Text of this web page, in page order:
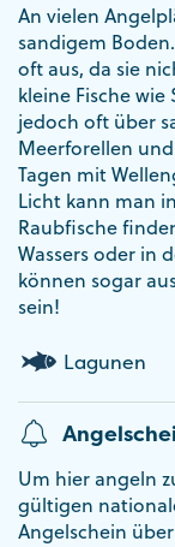
An vielen
sandigem
oft aus, da sie
kleine Fische
jedoch oft über
Meerforellen
Tagen mit
Licht kann man
Raubfische
Wassers oder in
können sogar
sein!
Lagunen
Um hier angeln
gültigen
Angelschein